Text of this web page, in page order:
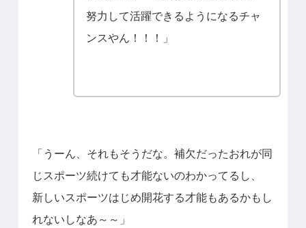
努力して活躍できるようになるチャ
ンスやん！！！」
「うーん、それもそうだな。補欠だったおれが同
じスポーツ続けても才能ないのわかってるし、
新しいスポーツはじめ開花する才能もあるかもし
れないしなあ～～」